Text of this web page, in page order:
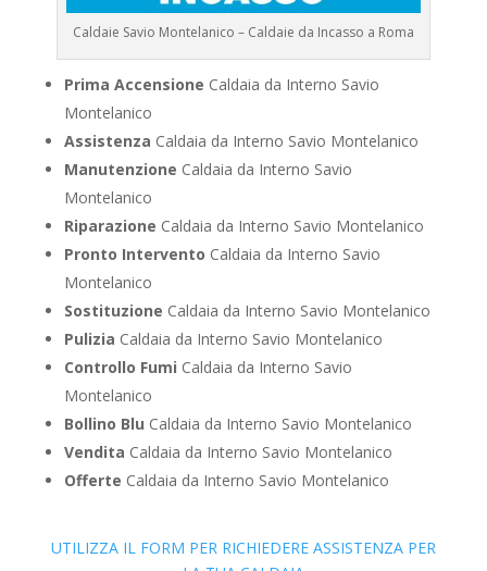
Caldaie Savio Montelanico – Caldaie da Incasso a Roma
Prima Accensione Caldaia da Interno Savio
Montelanico
Assistenza Caldaia da Interno Savio Montelanico
Manutenzione Caldaia da Interno Savio
Montelanico
Riparazione Caldaia da Interno Savio Montelanico
Pronto Intervento Caldaia da Interno Savio
Montelanico
Sostituzione Caldaia da Interno Savio Montelanico
Pulizia Caldaia da Interno Savio Montelanico
Controllo Fumi Caldaia da Interno Savio
Montelanico
Bollino Blu Caldaia da Interno Savio Montelanico
Vendita Caldaia da Interno Savio Montelanico
Offerte Caldaia da Interno Savio Montelanico
UTILIZZA IL FORM PER RICHIEDERE ASSISTENZA PER